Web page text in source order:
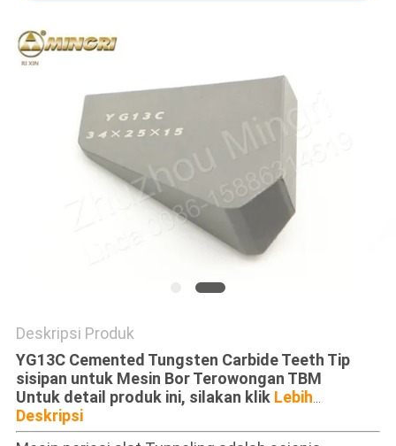
POLICY
Deskripsi Produk
YG13C Cemented Tungsten Carbide Teeth Tip
sisipan untuk Mesin Bor Terowongan TBM
Untuk detail produk ini, silakan klik Lebih...
Deskripsi